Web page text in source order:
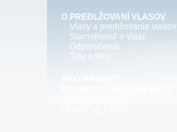
O PREDLŽOVANÍ VLASOV
Vlasy a predlžovanie vlasov
Starostlivosť o vlasy
Odporúčania
Tipy a triky